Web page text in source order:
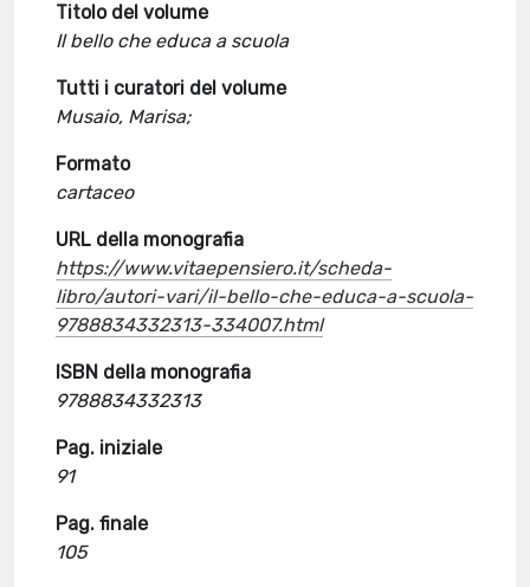
Titolo del volume
Il bello che educa a scuola
Tutti i curatori del volume
Musaio, Marisa;
Formato
cartaceo
URL della monografia
https://www.vitaepensiero.it/scheda-
libro/autori-vari/il-bello-che-educa-a-scuola-
9788834332313-334007.html
ISBN della monografia
9788834332313
Pag. iniziale
91
Pag. finale
105